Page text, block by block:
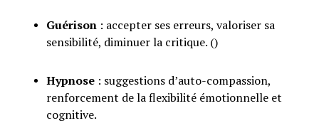
Guérison : accepter ses erreurs, valoriser sa
sensibilité, diminuer la critique. ()
Hypnose : suggestions d’auto-compassion,
renforcement de la flexibilité émotionnelle et
cognitive.